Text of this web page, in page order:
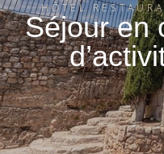
HÔTEL
Séjour en